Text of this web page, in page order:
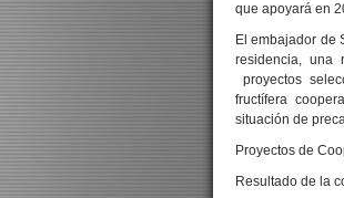
que apoyará en
El embajador de
residencia, una
proyectos
fructífera
situación de
Proyectos de
Resultado de la